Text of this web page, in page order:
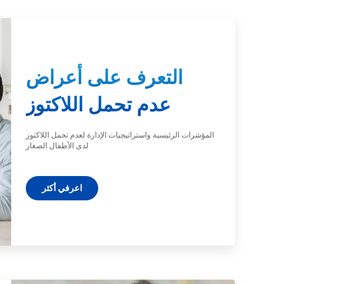
التعرف على أعراض
عدم تحمل اللاكتوز
المؤشرات الرئيسية واستراتيجيات الإدارة لعدم تحمل اللاكتوز
لدى الأطفال الصغار
اعرفي أكثر